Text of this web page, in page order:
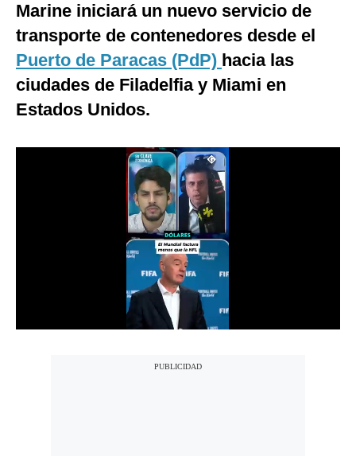
Internacional
Tecnología
Club del Suscriptor
Mix
G de Gestión
Marine iniciará un nuevo servicio de
transporte de contenedores desde el
Puerto de Paracas (PdP) hacia las
ciudades de Filadelfia y Miami en
Estados Unidos.